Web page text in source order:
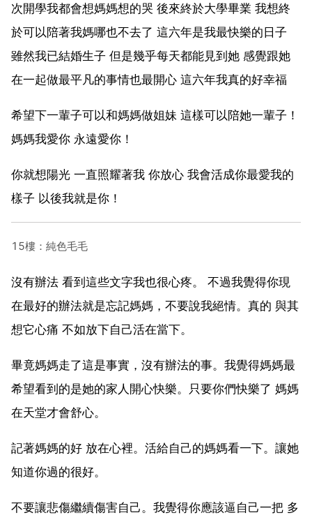
次開學我都會想媽媽想的哭 後來終於大學畢業 我想終
於可以陪著我媽哪也不去了 這六年是我最快樂的日子
雖然我已結婚生子 但是幾乎每天都能見到她 感覺跟她
在一起做最平凡的事情也最開心 這六年我真的好幸福
希望下一輩子可以和媽媽做姐妹 這樣可以陪她一輩子！
媽媽我愛你 永遠愛你！
你就想陽光 一直照耀著我 你放心 我會活成你最愛我的
樣子 以後我就是你！
15樓：純色毛毛
沒有辦法 看到這些文字我也很心疼。 不過我覺得你現
在最好的辦法就是忘記媽媽，不要說我絕情。真的 與其
想它心痛 不如放下自己活在當下。
畢竟媽媽走了這是事實，沒有辦法的事。我覺得媽媽最
希望看到的是她的家人開心快樂。只要你們快樂了 媽媽
在天堂才會舒心。
記著媽媽的好 放在心裡。活給自己的媽媽看一下。讓她
知道你過的很好。
不要讓悲傷繼續傷害自己。我覺得你應該逼自己一把 多